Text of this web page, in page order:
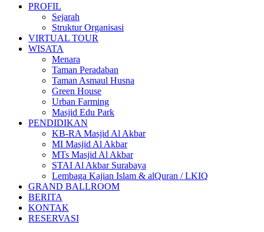
PROFIL
Sejarah
Struktur Organisasi
VIRTUAL TOUR
WISATA
Menara
Taman Peradaban
Taman Asmaul Husna
Green House
Urban Farming
Masjid Edu Park
PENDIDIKAN
KB-RA Masjid Al Akbar
MI Masjid Al Akbar
MTs Masjid Al Akbar
STAI Al Akbar Surabaya
Lembaga Kajian Islam & alQuran / LKIQ
GRAND BALLROOM
BERITA
KONTAK
RESERVASI